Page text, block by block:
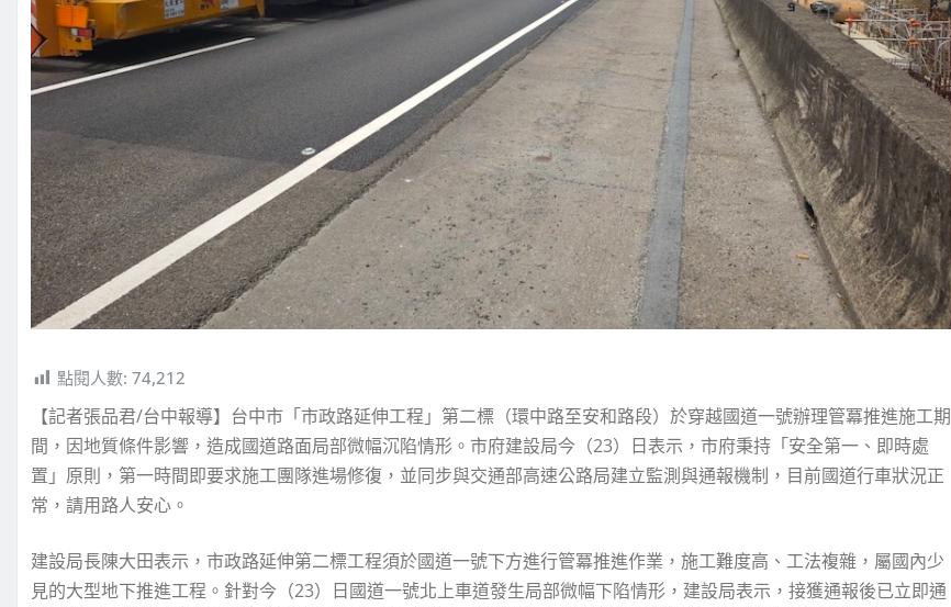
點閱人數: 74,212
【記者張品君/台中報導】台中市「市政路延伸工程」第二標（環中路至安和路段）於穿越國道一號辦理管冪推進施工期
間，因地質條件影響，造成國道路面局部微幅沉陷情形。市府建設局今（23）日表示，市府秉持「安全第一、即時處
置」原則，第一時間即要求施工團隊進場修復，並同步與交通部高速公路局建立監測與通報機制，目前國道行車狀況正
常，請用路人安心。
建設局長陳大田表示，市政路延伸第二標工程須於國道一號下方進行管冪推進作業，施工難度高、工法複雜，屬國內少
見的大型地下推進工程。針對今（23）日國道一號北上車道發生局部微幅下陷情形，建設局表示，接獲通報後已立即通